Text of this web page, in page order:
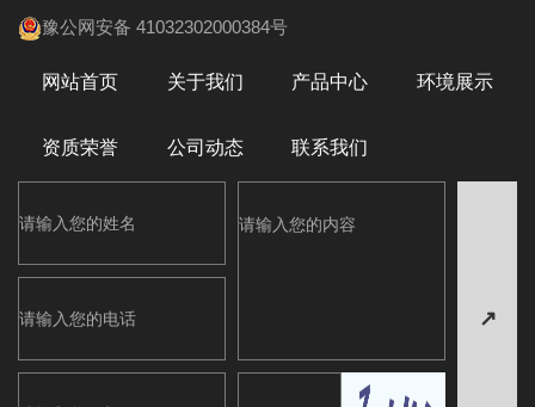
豫公网安备 41032302000384号
网站首页 关于我们 产品中心 环境展示
资质荣誉 公司动态 联系我们
↗